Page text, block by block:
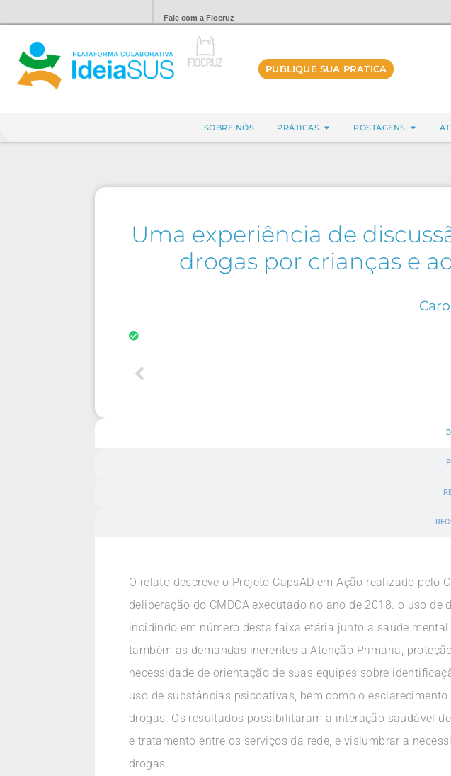
Fale com a Fiocruz
PUBLIQUE SUA PRATICA
SOBRE NÓS PRÁTICAS POSTAGENS
Uma experiência de
drogas por crianças e
O relato descreve o Projeto CapsAD em Ação realizado
deliberação do CMDCA executado no ano de 2018. o uso
incidindo em número desta faixa etária junto à saúde
também as demandas inerentes a Atenção Primária,
necessidade de orientação de suas equipes sobre
uso de substâncias psicoativas, bem como o
drogas. Os resultados possibilitaram a interação saudável
e tratamento entre os serviços da rede, e vislumbrar a
drogas.